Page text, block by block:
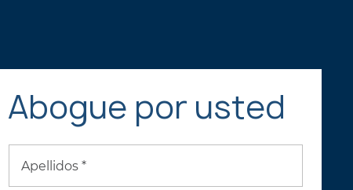
Abogue por usted
Apellidos *